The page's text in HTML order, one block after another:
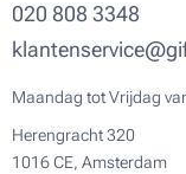
020 808 3348
Maandag tot Vrijdag
Herengracht 320
1016 CE, Amsterdam